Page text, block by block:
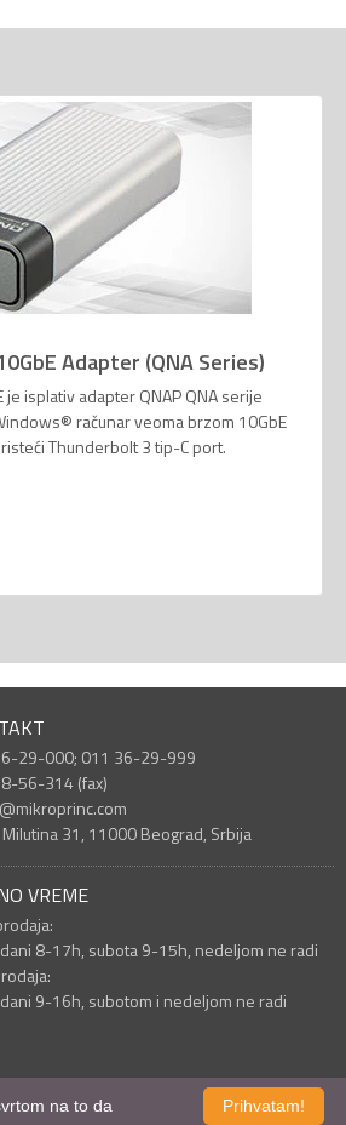
Adapter (QNA Series)
isplativ adapter QNAP QNA serije
računar veoma brzom 10GbE
Thunderbolt 3 tip-C port.
29-000; 011 36-29-999
56-314 (fax)
Milutina 31, 11000 Beograd, Srbija
VREME
8-17h, subota 9-15h, nedeljom ne radi
9-16h, subotom i nedeljom ne radi
Prihvatam!
na to da